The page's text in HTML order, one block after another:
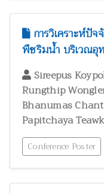
การวิเคราะห์ปั
พืชริมน้ำ บริเวณอุ
Sireepus
Rungthip
Bhanumas
Papitchaya
Conference Poster